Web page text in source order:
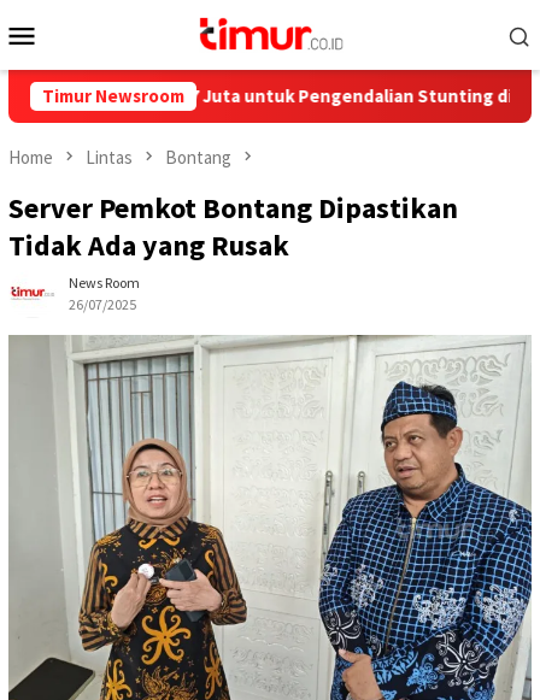
to
Menu
Timur Newsroom
Rp858,7 Juta untuk Pengendalian Stunting di Kota Bontang
Home Lintas Bontang
Server Pemkot Bontang Dipastikan
Tidak Ada yang Rusak
News Room
26/07/2025